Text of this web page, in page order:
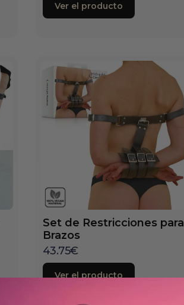
Ver el producto
Set de Restricciones para
Brazos
43.75€
Ver el producto